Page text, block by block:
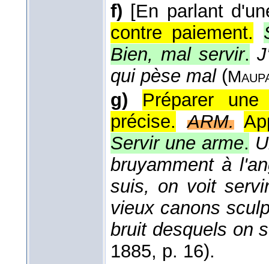
f) [En parlant
contre paiement.
Bien, mal servir.
qui pèse mal(
g)
Préparer
précise.
ARM.
Servir une arme.
bruyamment à
suis, on voit
vieux canons
bruit desquels on
1885, p. 16).